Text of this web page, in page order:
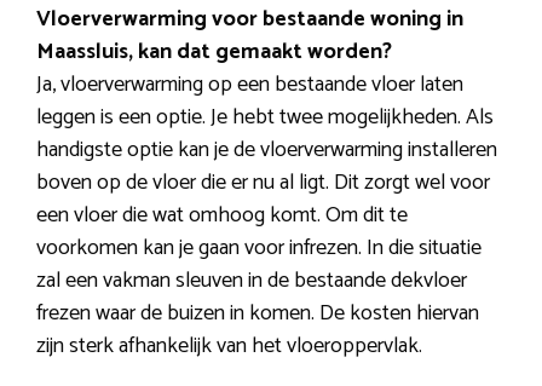
Vloerverwarming voor bestaande woning in
Maassluis, kan dat gemaakt worden?
Ja, vloerverwarming op een bestaande vloer laten
leggen is een optie. Je hebt twee mogelijkheden. Als
handigste optie kan je de vloerverwarming installeren
boven op de vloer die er nu al ligt. Dit zorgt wel voor
een vloer die wat omhoog komt. Om dit te
voorkomen kan je gaan voor infrezen. In die situatie
zal een vakman sleuven in de bestaande dekvloer
frezen waar de buizen in komen. De kosten hiervan
zijn sterk afhankelijk van het vloeroppervlak.